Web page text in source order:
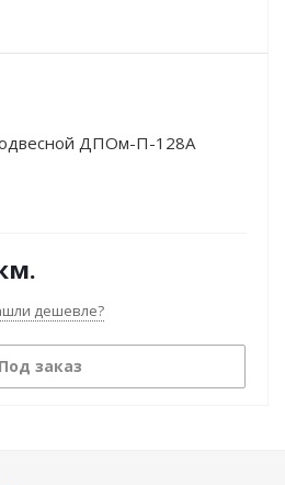
ДПОм-П-128А
дешевле?
Под заказ